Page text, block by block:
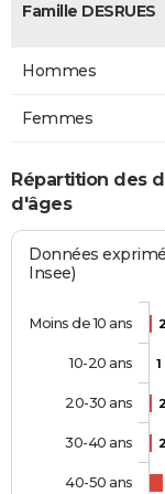
Famille DESRUES
Hommes
Femmes
Répartition des
d'âges
Données
Insee)
2
1
2
2
Moins de 10 ans
10-20 ans
20-30 ans
30-40 ans
40-50 ans